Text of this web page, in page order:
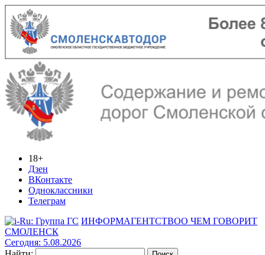
18+
Дзен
ВКонтакте
Одноклассники
Телеграм
ИНФОРМАГЕНТСТВОО ЧЕМ ГОВОРИТ
СМОЛЕНСК
Сегодня: 5.08.2026